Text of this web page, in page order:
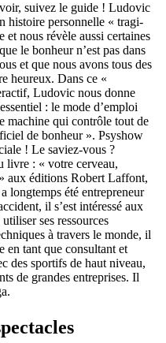
suivez le guide ! Ludovic
histoire personnelle « tragi-
et nous révèle aussi certaines
le bonheur n’est pas dans
et que nous avons tous des
heureux. Dans ce «
Ludovic nous donne
: le mode d’emploi
machine qui contrôle tout de
de bonheur ». Psyshow
! Le saviez-vous ?
livre : « votre cerveau,
aux éditions Robert Laffont,
longtemps été entrepreneur
il s’est intéressé aux
ses ressources
à travers le monde, il
en tant que consultant et
des sportifs de haut niveau,
de grandes entreprises. Il